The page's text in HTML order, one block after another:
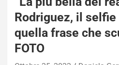
Rodriguez, il
quella frase che
FOTO